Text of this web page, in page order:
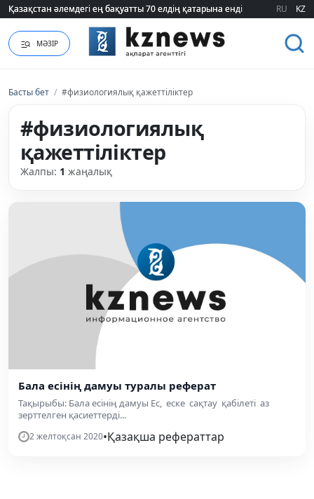
Қазақстан әлемдегі ең бақуатты 70 елдің қатарына енді
Қазақстан әлемдегі ең бақуатты 70 елдің қатарына енді RU KZ
МӘЗІР
Басты бет / #физиологиялық қажеттіліктер
#физиологиялық
қажеттіліктер
Жалпы: 1 жаңалық
Бала есінің дамуы туралы реферат
Тақырыбы: Бала есінің дамуы Ес, еске сақтау қабілеті аз
зерттелген қасиеттерді...
2 желтоқсан 2020•Қазақша рефераттар